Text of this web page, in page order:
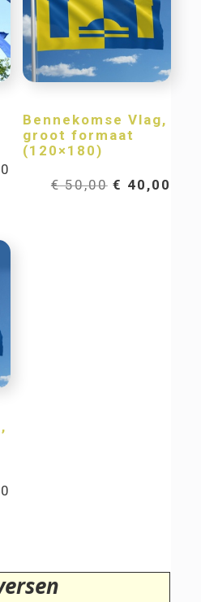
Bennekomse Vlag,
groot formaat
(120×180)
€50,00 € 40,00